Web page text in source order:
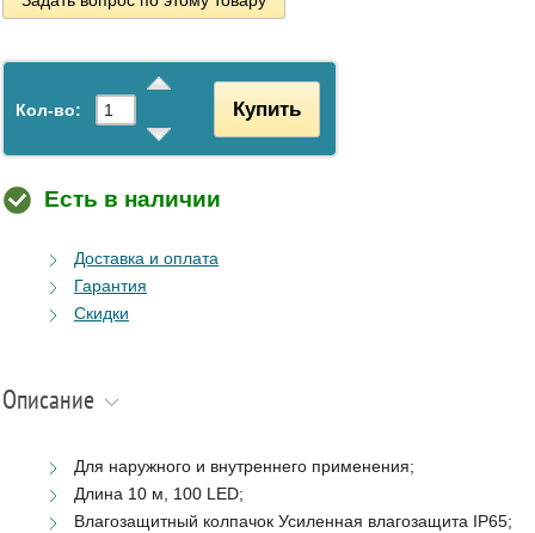
Кол-во: Купить
Есть в наличии
Доставка и оплата
Гарантия
Скидки
Описание
Для наружного и внутреннего применения;
Длина 10 м, 100 LED;
Влагозащитный колпачок Усиленная влагозащита IP65;